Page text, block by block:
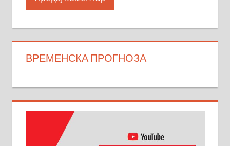
ВРЕМЕНСКА ПРОГНОЗА